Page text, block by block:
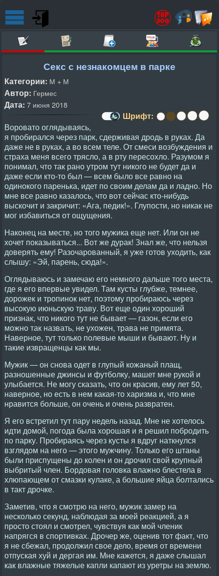
Секс с незнакомцем в парке
Категории: М + М
Автор: Гермес
Дата: 7 июня 2018
Шрифт:
Воровато оглядываясь,
я пробирался через парк, сдерживая дродь в руках. Да
даже не в руках, а во всем теле. От смеси возбуждения и
страха меня всего трясло, а в рту пересохло. Разумом я
понимал, что так рано утром тут никого не будет да и
даже если кто-то был — всем было все равно на
одинокого паренька, идет по своим делам да и ладно. Но
мне все равно казалось, что вот сейчас кто-нибудь
выскочит и закричит: «Ага, педик!». Глупости, но никак не
мог избавиться от ощущения.
Наконец на месте, но того мужика еще нет. Или он не
хочет показываться... Вот же дурак! Знал же, что нельзя
доверять ему! Разочарованный, я уже готов уходить, как
слышу: «Эй, парень, сюда!».
Оглядываюсь и замечаю его немного дальше того места,
где я его впервые увидел. Там кусты глубже, темнее,
дорожек и тропинок нет, поэтому пробираюсь через
высокую июньскую траву. Вот еще один хороший
признак, что никого тут не бывает — газон, если его
можно так назвать, не ухожен, трава не примята.
Наверное, тут только полевые мыши и бывают. Ну и
такие извращенцы как мы.
Мужик — он снова одет в глупый кожаный плащ,
разношенные джинсы и футболку, машет мне рукой и
улыбается. Не могу сказать, что он красив, ему лет 50,
наверное, но есть в нем какая-то харизма и, что мне
нравится больше, он очень и очень развратен.
Я его встретил тут пару недель назад. Мне не хотелось
идти домой, погода была хорошая и я решил побродить
по парку. Пробираясь через кусты я вдруг наткнулся
взглядом на него — этого мужчину. Только его штаны
были приспущены до колен и он дрочил свой крупный
выбритый член. Бордовая головка влажно блестела в
хлюпающем от смазки кулаке, а большие яйца болтались
в такт дрочке.
Заметив, что я смотрю на него, мужик замер на
несколько секунд, наблюдая за моей реакцией, а я
просто стоял и смотрел, чувствуя как мой членик
напрягся в спортивках. Дрочер же, оценив тот факт, что
я не сбежал, продолжил свое дело, время от времени
отпуская хуй и дергая им. Мне кажется, я даже слышал
как влажные тяжелые капли капают из уретры на землю.